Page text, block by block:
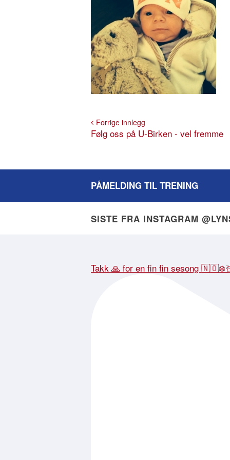
Forrige innlegg
Følg oss på U-Birken - vel fremme
PÅMELDING TIL TRENING
SISTE FRA INSTAGRAM
Takk 🙏 for en fin fin sesong